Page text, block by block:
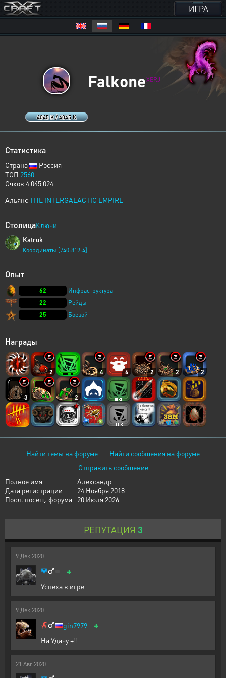
ИГРА
4045 K / 4045 K
FalkoneXERJ
Статистика
Страна
Россия
ТОП 2560
Очков 4 045 024
Альянс THE INTERGALACTIC EMPIRE
СтолицаКлючи
Katruk
Координаты [740:819:4]
Опыт
62
Инфраструктура
22
Рейды
25
Боевой
Награды
2 4 6 2 2 2
3 2
Найти темы на форуме
Найти сообщения на форуме
Отправить сообщение
Полное имя
Александр
Дата регистрации
24 Ноября 2018
Посл. посещ. форума
20 Июля 2026
РЕПУТАЦИЯ 3
9 Дек 2020
+
Успеха в игре
9 Дек 2020
gin7979 +
На Удачу +!!
21 Авг 2020